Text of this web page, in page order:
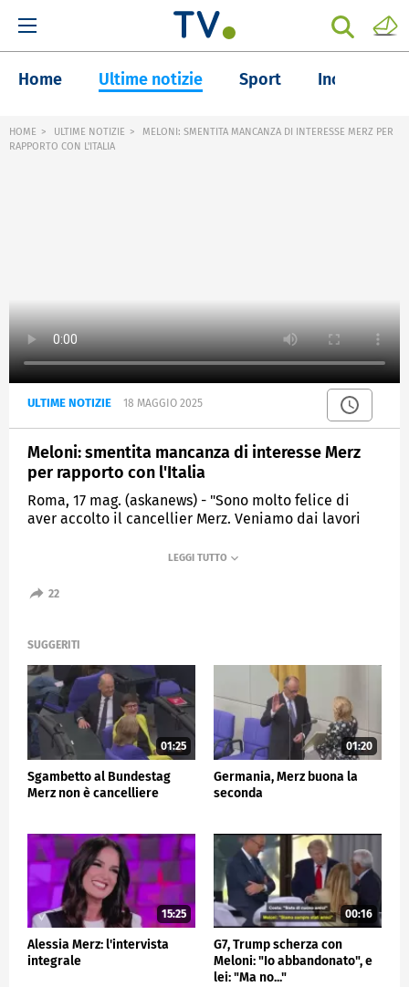
Home Ultime notizie Sport Inchieste
HOME ULTIME NOTIZIE
MELONI: SMENTITA MANCANZA DI INTERESSE MERZ PER
RAPPORTO CON L'ITALIA
ULTIME NOTIZIE 18 MAGGIO 2025
Meloni: smentita mancanza di interesse Merz
per rapporto con l'Italia
Roma, 17 mag. (askanews) - "Sono molto felice di
aver accolto il cancellier Merz. Veniamo dai lavori
prime opinioni che abbiamo approfondito nel
cordiale, operativo, concreto che credo rappresenti
con l'Italia. La solidità e la profondità delle nostre
relazioni sono impossibili da mettere in dubbio".
Lo ha detto la presidente del Consiglio Giorgia
Meloni, nelle dichiarazioni alla stampa insieme al
cancelliere tedesco Friedrich Merz, ricevuto a Roma
all'indomani del vertice in Albania dei leader
europei.
22
SUGGERITI
01:25
Sgambetto al Bundestag
Merz non è cancelliere
01:20
Germania, Merz buona la
seconda
15:25
Alessia Merz: l'intervista
integrale
00:16
G7, Trump scherza con
Meloni: "Io abbandonato", e
lei: "Ma no..."